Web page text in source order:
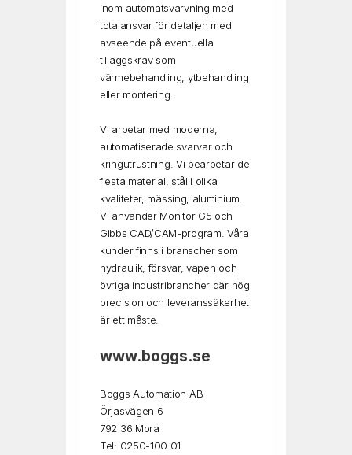
inom automatsvarvning med
totalansvar för detaljen med
avseende på eventuella
tilläggskrav som
värmebehandling, ytbehandling
eller montering.
Vi arbetar med moderna,
automatiserade svarvar och
kringutrustning. Vi bearbetar de
flesta material, stål i olika
kvaliteter, mässing, aluminium.
Vi använder Monitor G5 och
Gibbs CAD/CAM-program. Våra
kunder finns i branscher som
hydraulik, försvar, vapen och
övriga industribrancher där hög
precision och leveranssäkerhet
är ett måste.
www.boggs.se
Boggs Automation AB
Örjasvägen 6
792 36 Mora
Tel: 0250-100 01